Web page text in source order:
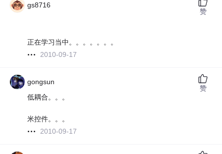
gs8716
正在学习当中。。。。。。。
2010-09-17
赞
gongsun
低耦合。。。
米控件。。。
2010-09-17
赞